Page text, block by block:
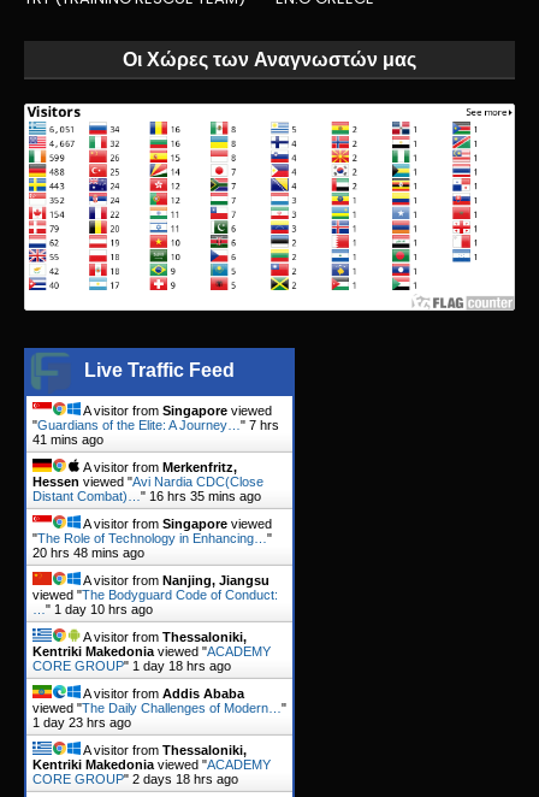
Οι Χώρες των Αναγνωστών μας
Live Traffic Feed
A visitor from Singapore viewed
"Guardians of the Elite: A Journey… " 7 hrs
41 mins ago
A visitor from Merkenfritz,
Hessen viewed "Avi Nardia CDC(Close
Distant Combat)… " 16 hrs 35 mins ago
A visitor from Singapore viewed
"The Role of Technology in Enhancing… "
20 hrs 48 mins ago
A visitor from Nanjing, Jiangsu
viewed "The Bodyguard Code of Conduct:
" 1 day 10 hrs ago
A visitor from Thessaloniki,
Kentriki Makedonia viewed "ACADEMY
CORE GROUP" 1 day 18 hrs ago
A visitor from Addis Ababa
viewed "The Daily Challenges of Modern… "
1 day 23 hrs ago
A visitor from Thessaloniki,
Kentriki Makedonia viewed "ACADEMY
CORE GROUP" 2 days 18 hrs ago